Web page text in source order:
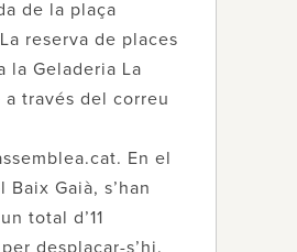
de la plaça
reserva de places
la Geladeria La
a través del correu
En el
Gaià, s’han
total d’11
desplaçar-s’hi.